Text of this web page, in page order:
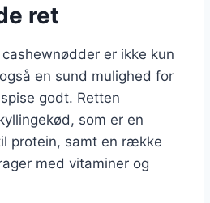
ret
er ikke kun
en sund mulighed for
godt. Retten
som er en
protein, samt en række
med vitaminer og